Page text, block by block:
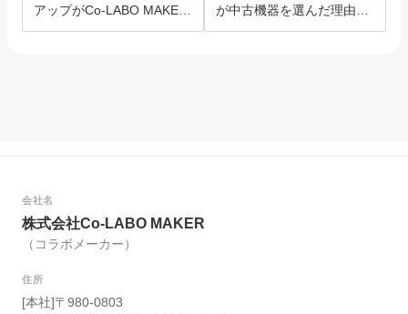
アップがCo-LABO MAKER
を選んだ理由。
が中古機器を選んだ理由と
は？
会社名
株式会社Co-LABO MAKER
（コラボメーカー）
住所
[本社]〒980-0803